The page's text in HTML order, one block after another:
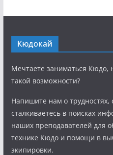
Кюдокай
Мечтаете заниматься Кюдо,
такой возможности?
Напишите нам о
сталкиваетесь в поисках
наших преподавателей для
технике Кюдо и помощи в
экипировки.